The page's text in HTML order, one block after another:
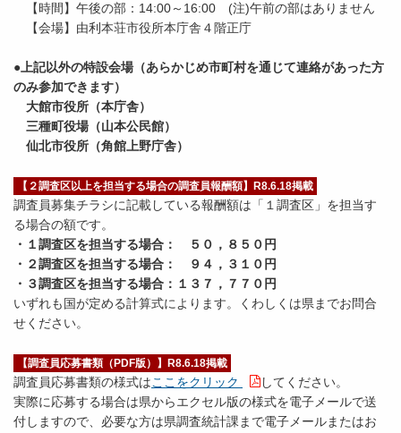
【時間】午後の部：14:00～16:00 (注)午前の部はありません
【会場】由利本荘市役所本庁舎４階正庁
●上記以外の特設会場（あらかじめ市町村を通じて連絡があった方
のみ参加できます）
大館市役所（本庁舎）
三種町役場（山本公民館）
仙北市役所（角館上野庁舎）
【２調査区以上を担当する場合の調査員報酬額】R8.6.18掲載
調査員募集チラシに記載している報酬額は「１調査区」を担当す
る場合の額です。
・１調査区を担当する場合： ５０，８５０円
・２調査区を担当する場合： ９４，３１０円
・３調査区を担当する場合：１３７，７７０円
いずれも国が定める計算式によります。くわしくは県までお問合
せください。
【調査員応募書類（PDF版）】R8.6.18掲載
調査員応募書類の様式はここをクリック
してください。
実際に応募する場合は県からエクセル版の様式を電子メールで送
付しますので、必要な方は県調査統計課まで電子メールまたはお